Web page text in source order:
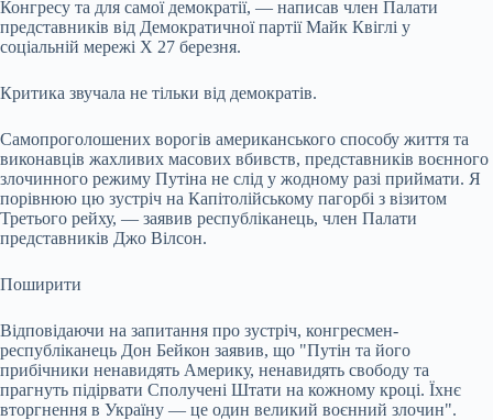
Конгресу та для самої демократії, — написав член Палати
представників від Демократичної партії Майк Квіглі у
соціальній мережі Х 27 березня.
Критика звучала не тільки від демократів.
Самопроголошених ворогів американського способу життя та
виконавців жахливих масових вбивств, представників воєнного
злочинного режиму Путіна не слід у жодному разі приймати. Я
порівнюю цю зустріч на Капітолійському пагорбі з візитом
Третього рейху, — заявив республіканець, член Палати
представників Джо Вілсон.
Поширити
Відповідаючи на запитання про зустріч, конгресмен-
республіканець Дон Бейкон заявив, що "Путін та його
прибічники ненавидять Америку, ненавидять свободу та
прагнуть підірвати Сполучені Штати на кожному кроці. Їхнє
вторгнення в Україну — це один великий воєнний злочин".